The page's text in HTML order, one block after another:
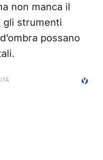
non manca il
gli strumenti
possano